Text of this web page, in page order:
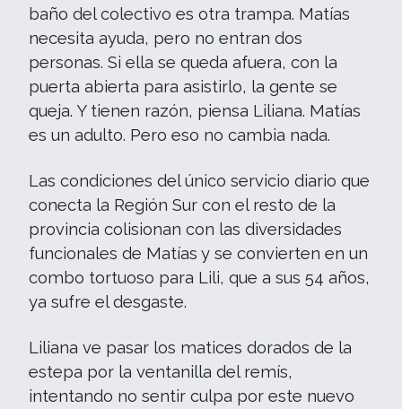
baño del colectivo es otra trampa. Matías
necesita ayuda, pero no entran dos
personas. Si ella se queda afuera, con la
puerta abierta para asistirlo, la gente se
queja. Y tienen razón, piensa Liliana. Matías
es un adulto. Pero eso no cambia nada.
Las condiciones del único servicio diario que
conecta la Región Sur con el resto de la
provincia colisionan con las diversidades
funcionales de Matías y se convierten en un
combo tortuoso para Lili, que a sus 54 años,
ya sufre el desgaste.
Liliana ve pasar los matices dorados de la
estepa por la ventanilla del remís,
intentando no sentir culpa por este nuevo